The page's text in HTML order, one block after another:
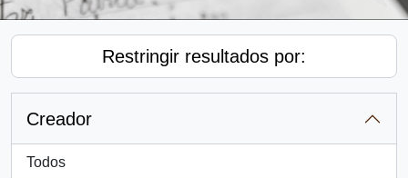
Restringir resultados por:
Creador
Todos